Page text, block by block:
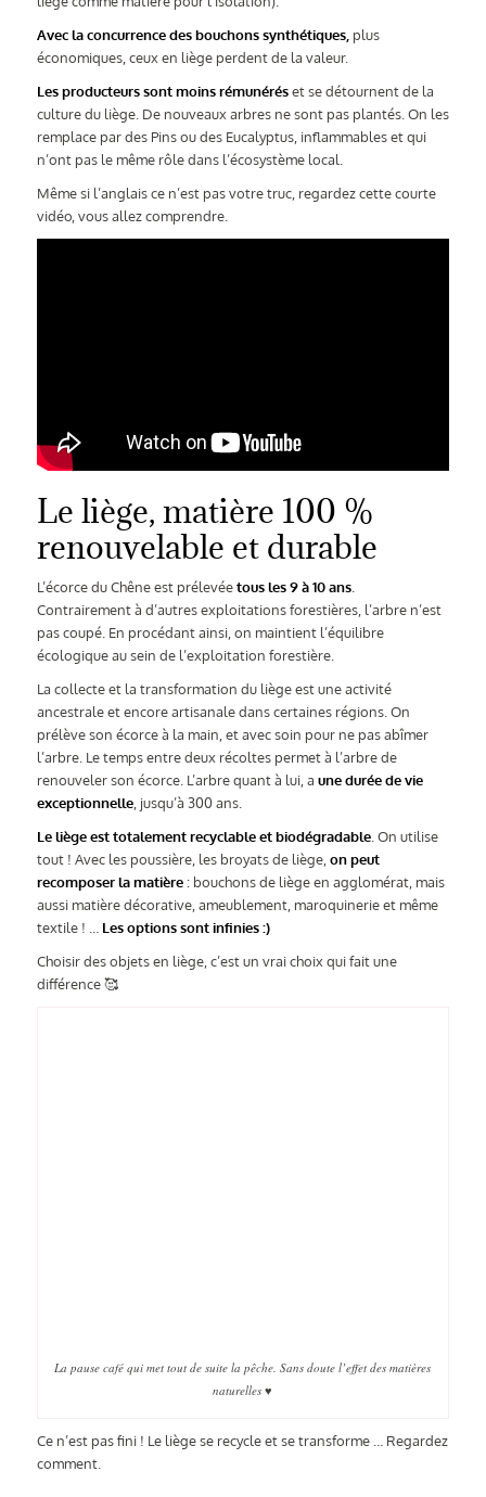
Avec la concurrence des bouchons synthétiques,plus
économiques, ceux en liège perdent de la valeur.
Les producteurs sont moins rémunéréset se détournent de la
culture du liège. De nouveaux arbres ne sont pas plantés. On les
remplace par des Pins ou des Eucalyptus, inflammables et qui
n’ont pas le même rôle dans l’écosystème local.
Même si l’anglais ce n’est pas votre truc, regardez cette courte
vidéo, vous allez comprendre.
Le liège, matière 100 %
renouvelable et durable
L’écorce du Chêne est prélevéetous les 9 à 10 ans.
Contrairement à d’autres exploitations forestières, l’arbre n’est
pas coupé. En procédant ainsi, on maintient l’équilibre
écologique au sein de l’exploitation forestière.
La collecte et la transformation du liège est une activité
ancestrale et encore artisanale dans certaines régions. On
prélève son écorce à la main, et avec soin pour ne pas abîmer
l’arbre. Le temps entre deux récoltes permet à l’arbre de
renouveler son écorce. L’arbre quant à lui, a une durée de vie
exceptionnelle, jusqu’à 300 ans.
Le liège est totalement recyclable et biodégradable. On utilise
tout ! Avec les poussière, les broyats de liège, on peut
recomposer la matière: bouchons de liège en agglomérat, mais
aussi matière décorative, ameublement, maroquinerie et même
textile ! …
Les options sont infinies :)
Choisir des objets en liège, c’est un vrai choix qui fait une
différence 🥰
La pause café qui met tout de suite la pêche. Sans doute l’effet des matières
naturelles ♥
Ce n’est pas fini ! Le liège se recycle et se transforme … Regardez
comment.